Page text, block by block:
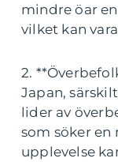
mindre öar
vilket kan
2.
Japan,
lider av
som söker
upplevelse